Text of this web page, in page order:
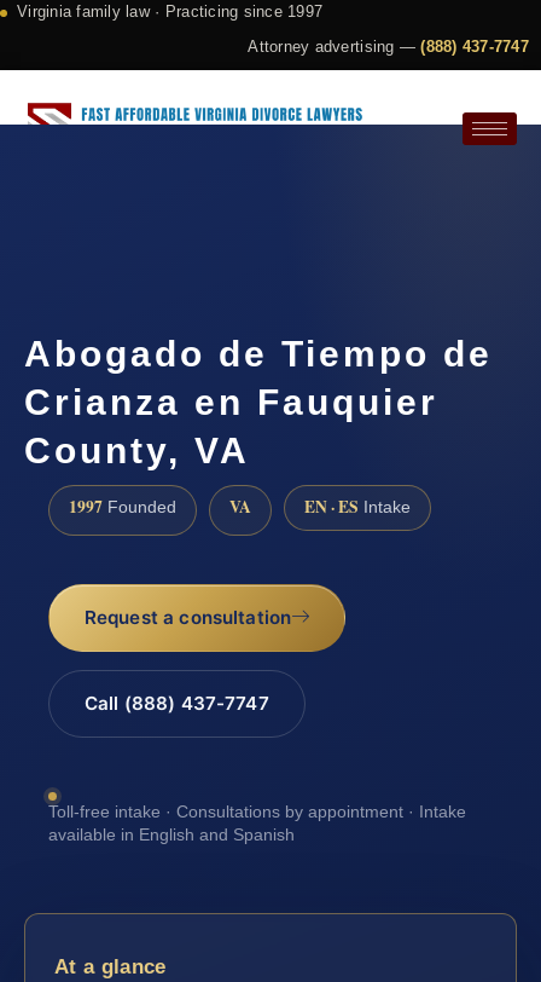
Virginia family law · Practicing since 1997
Attorney advertising —(888) 437-7747
Abogado de Tiempo de
Crianza en Fauquier
County, VA
1997 Founded VA EN · ES Intake
Request a consultation
Call (888) 437-7747
Toll-free intake · Consultations by appointment · Intake
available in English and Spanish
At a glance